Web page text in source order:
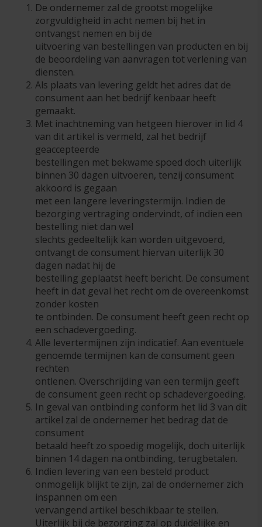
De ondernemer zal de grootst mogelijke
zorgvuldigheid in acht nemen bij het in
ontvangst nemen en bij de
uitvoering van bestellingen van producten en bij
de beoordeling van aanvragen tot verlening van
diensten.
Als plaats van levering geldt het adres dat de
consument aan het bedrijf kenbaar heeft
gemaakt.
Met inachtneming van hetgeen hierover in lid 4
van dit artikel is vermeld, zal het bedrijf
geaccepteerde
bestellingen met bekwame spoed doch uiterlijk
binnen 30 dagen uitvoeren, tenzij consument
akkoord is gegaan
met een langere leveringstermijn. Indien de
bezorging vertraging ondervindt, of indien een
bestelling niet dan wel
slechts gedeeltelijk kan worden uitgevoerd,
ontvangt de consument hiervan uiterlijk 30
dagen nadat hij de
bestelling geplaatst heeft bericht. De consument
heeft in dat geval het recht om de overeenkomst
zonder kosten
te ontbinden. De consument heeft geen recht op
een schadevergoeding.
Alle levertermijnen zijn indicatief. Aan eventuele
genoemde termijnen kan de consument geen
rechten
ontlenen. Overschrijding van een termijn geeft
de consument geen recht op schadevergoeding.
In geval van ontbinding conform het lid 3 van dit
artikel zal de ondernemer het bedrag dat de
consument
betaald heeft zo spoedig mogelijk, doch uiterlijk
binnen 14 dagen na ontbinding, terugbetalen.
Indien levering van een besteld product
onmogelijk blijkt te zijn, zal de ondernemer zich
inspannen om een
vervangend artikel beschikbaar te stellen.
Uiterlijk bij de bezorging zal op duidelijke en